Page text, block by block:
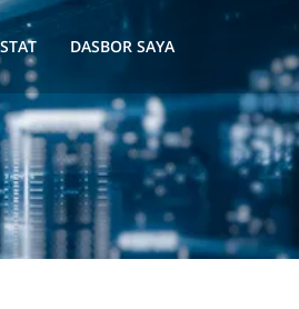
DASBOR SAYA